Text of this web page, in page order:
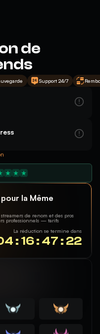
de
Support 24/7
la Même
de renom et des pros
professionnels — tarifs
La réduction se termine dans
: 16 : 47 : 22